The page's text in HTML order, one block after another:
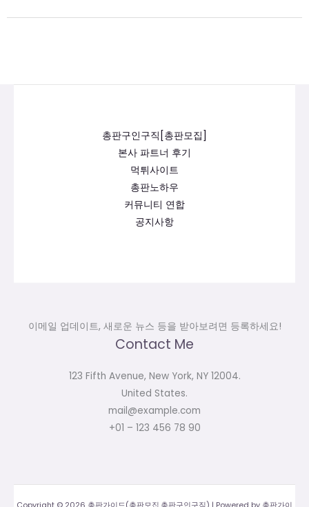
총판구인구직[총판모집]
본사 파트너 후기
먹튀사이트
총판노하우
커뮤니티 연합
공지사항
이메일 업데이트, 새로운 뉴스 등을 받아보려면 등록하세요!
Contact Me
123 Fifth Avenue, New York, NY 12004.
United States.
mail@example.com
+01 – 123 456 78 90